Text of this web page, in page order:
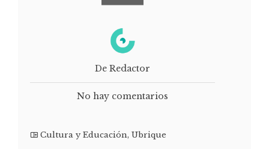
De Redactor
No hay comentarios
Cultura y Educación, Ubrique